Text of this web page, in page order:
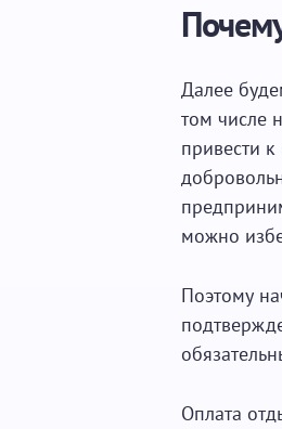
Далее
том числе
привести
можно
Поэтому
Оплата